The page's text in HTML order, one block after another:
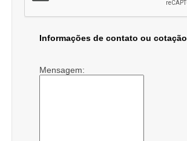
Informações de contato ou cotação
Mensagem: